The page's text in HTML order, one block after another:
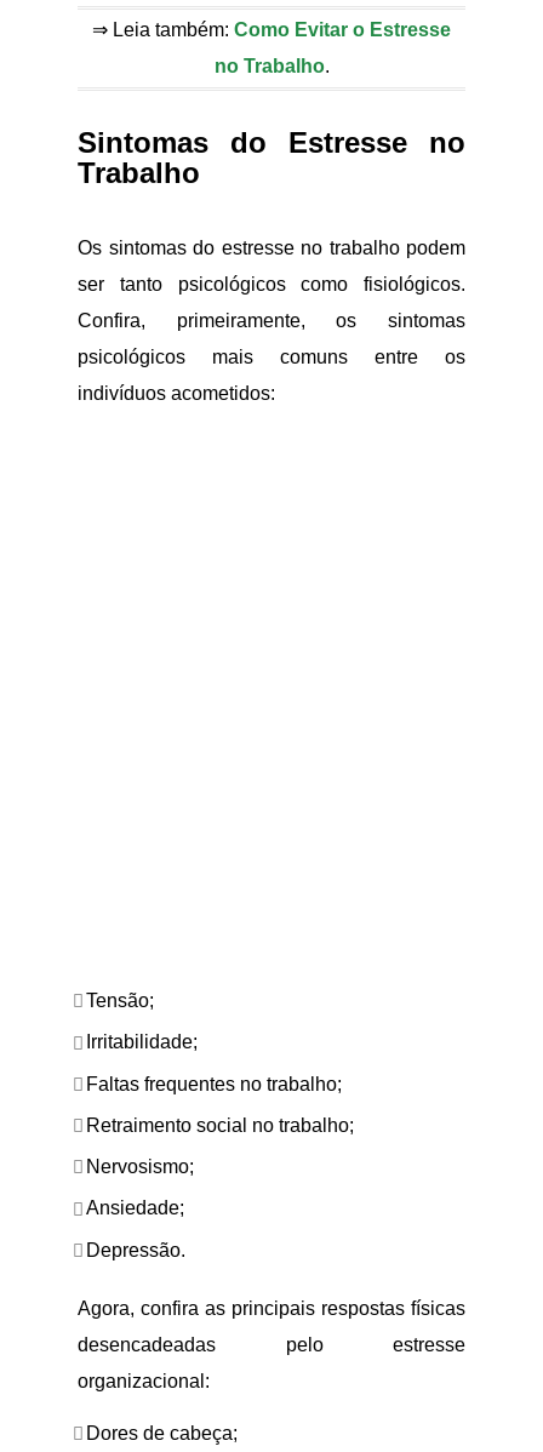
⇒ Leia também: Como Evitar o Estresse
no Trabalho.
Sintomas do Estresse no
Trabalho
Os sintomas do estresse no trabalho podem
ser tanto psicológicos como fisiológicos.
Confira, primeiramente, os sintomas
psicológicos mais comuns entre os
indivíduos acometidos:
Tensão;
Irritabilidade;
Faltas frequentes no trabalho;
Retraimento social no trabalho;
Nervosismo;
Ansiedade;
Depressão.
Agora, confira as principais respostas físicas
desencadeadas pelo estresse
organizacional:
Dores de cabeça;